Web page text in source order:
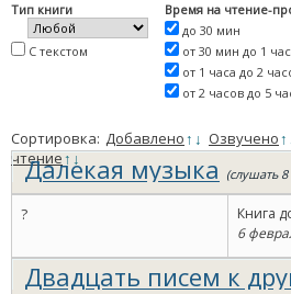
Тип книги
С текстом
Время на чтение-
до 30 мин
от 30 мин до 1
от 1 часа до 2
от 2 часов до 5
Сортировка: Добавлено↑ ↓ Озвучено↑
чтение↑↓
Далекая музыка (слушать
?
Книга
6
Двадцать писем к